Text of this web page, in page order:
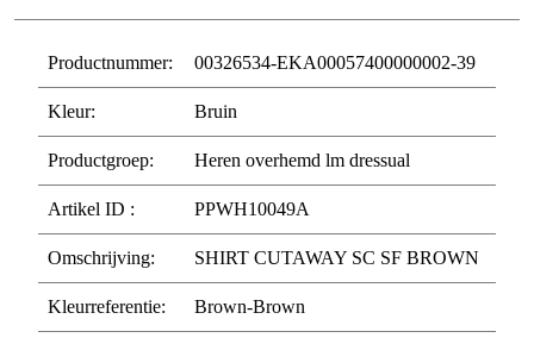
Productnummer: 00326534-EKA00057400000002-39
Kleur: Bruin
Productgroep: Heren overhemd lm dressual
Artikel ID : PPWH10049A
Omschrijving: SHIRT CUTAWAY SC SF BROWN
Kleurreferentie: Brown-Brown